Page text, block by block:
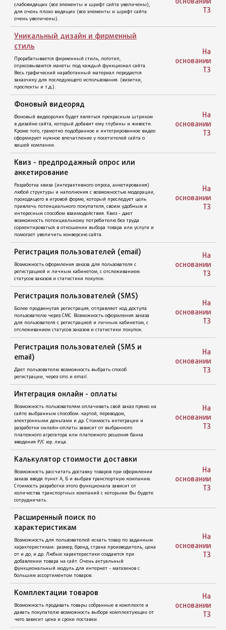
данных». При заполнении форм, пользователь ставить
галочку, что разрешает обработку персональных данных и с
данных».
Домен
Подбор и регистрация доменного имени в интернете.
Необходимы паспортные данные.
Хостинг
Место на сервере для Вашего сайта. Цена указана за один год.
SSL-сертификат
При наличии формы обратной связи где указываются
персональные данные - установка сертификата обязательна.
Адаптивный интерфейс
под мобильные устройства (смартфоны, планшеты, ПК).
Версия для слабовидящих
Три режима просмотра сайта: нормальный, для
слабовидящих (все элементы и шрифт сайта увеличены),
очень увеличены).
ТЗ
Уникальный дизайн и фирменный
стиль
Прорабатывается фирменный стиль, логотип,
Весь графический наработанный материал передается
заказчику для последующего использования. (визитки,
проспекты и т.д.).
На
основании
ТЗ
Фоновый видеоряд
Фоновый видеоролик будет являться прекрасным штрихом
в дизайне сайта, который добавит ему глубины и живости.
Кроме того, грамотно подобранное и интегрированное видео
На
основании
ТЗ
На
основании
ТЗ
На
основании
ТЗ
На
основании
ТЗ
На
основании
ТЗ
На
основании
ТЗ
На
основании
ТЗ
На
основании
ТЗ
На
основании
ТЗ